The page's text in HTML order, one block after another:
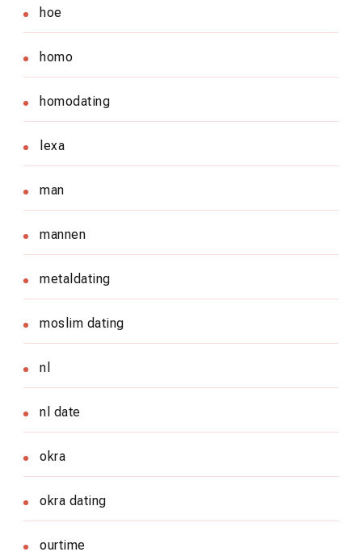
hoe
homo
homodating
lexa
man
mannen
metaldating
moslim dating
nl
nl date
okra
okra dating
ourtime